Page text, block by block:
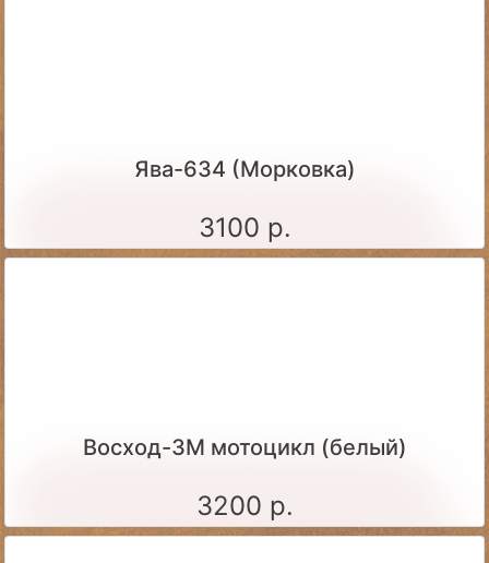
Ява-634 (Морковка)
3100 р.
Восход-3М мотоцикл (белый)
3200 р.